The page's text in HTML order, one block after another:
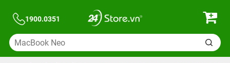
1900.0351